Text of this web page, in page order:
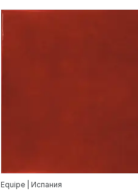
Equipe | Испания